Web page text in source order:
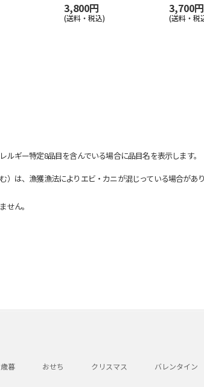
3,800円
(送料・税込)
3,700円
(送料・税
ギー特定8品目を含んでいる場合に品目名を表示します。
は、漁獲漁法によりエビ・カニが混じっている場合があ
せん。
暮 おせち クリスマス バレンタイン